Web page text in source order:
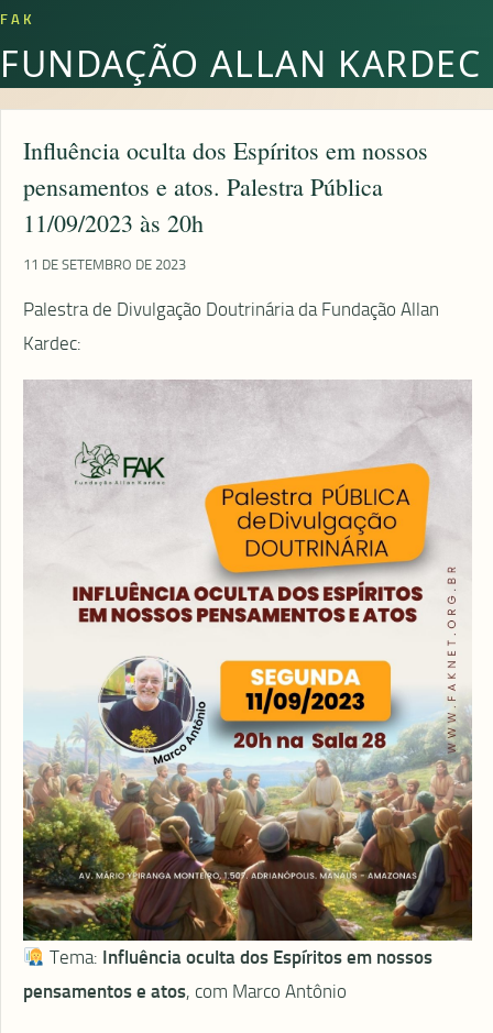
FAK
FUNDAÇÃO ALLAN KARDEC
Influência oculta dos Espíritos em nossos
pensamentos e atos. Palestra Pública
11/09/2023 às 20h
11 DE SETEMBRO DE 2023
Palestra de Divulgação Doutrinária da Fundação Allan
Kardec:
Tema: Influência oculta dos Espíritos em nossos
pensamentos e atos, com Marco Antônio